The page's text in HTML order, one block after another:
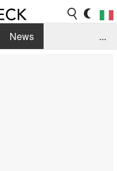
News
...